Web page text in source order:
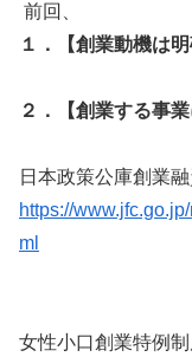
前回、
１．【創業動機は明
２．【創業する事
日本政策公庫創業
https://
ml
女性小口創業特例